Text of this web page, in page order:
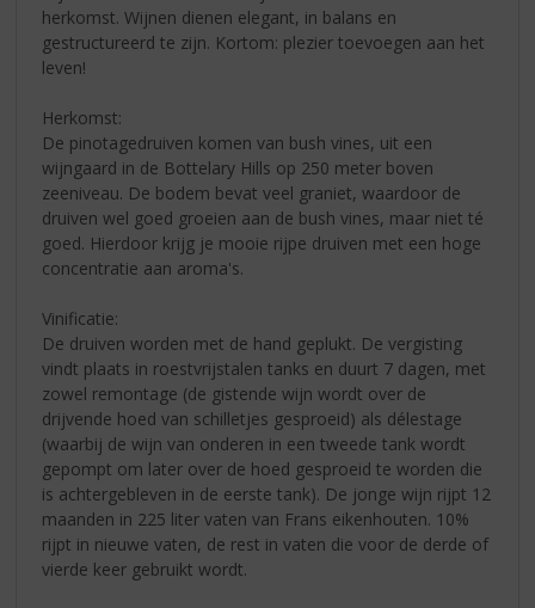
herkomst. Wijnen dienen elegant, in balans en
gestructureerd te zijn. Kortom: plezier toevoegen aan het
leven!
Herkomst:
De pinotagedruiven komen van bush vines, uit een
wijngaard in de Bottelary Hills op 250 meter boven
zeeniveau. De bodem bevat veel graniet, waardoor de
druiven wel goed groeien aan de bush vines, maar niet té
goed. Hierdoor krijg je mooie rijpe druiven met een hoge
concentratie aan aroma's.
Vinificatie:
De druiven worden met de hand geplukt. De vergisting
vindt plaats in roestvrijstalen tanks en duurt 7 dagen, met
zowel remontage (de gistende wijn wordt over de
drijvende hoed van schilletjes gesproeid) als délestage
(waarbij de wijn van onderen in een tweede tank wordt
gepompt om later over de hoed gesproeid te worden die
is achtergebleven in de eerste tank). De jonge wijn rijpt 12
maanden in 225 liter vaten van Frans eikenhouten. 10%
rijpt in nieuwe vaten, de rest in vaten die voor de derde of
vierde keer gebruikt wordt.